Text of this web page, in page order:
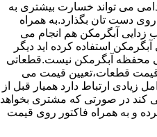
می تواند خسارت بیشتری به
دست تان بگذارد.به همراه
زدایی آبگرمکن هم انجام می
استفاده کرده اید دیگر
محفظه آبگرمکن نیست.قطعاتی
قیمت قطعات،تعیین قیمت می
زیادی ارتباط دارد همیار قبل از
کند در صورتی که مشتری بخواهد
و به همراه فاکتور روی قیمت